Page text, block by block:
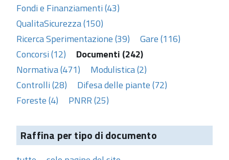
Fondi e Finanziamenti (43)
QualitaSicurezza (150)
Ricerca Sperimentazione (39)
Gare (116)
Concorsi (12)
Documenti (242)
Normativa (471)
Modulistica (2)
Controlli (28)
Difesa delle piante (72)
Foreste (4)
PNRR (25)
Raffina per tipo di documento